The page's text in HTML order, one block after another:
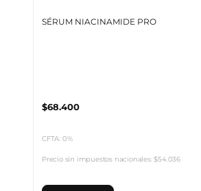
SÉRUM NIACINAMIDE PRO
$68.400
CFTA: 0%
Precio sin impuestos nacionales:$54.036